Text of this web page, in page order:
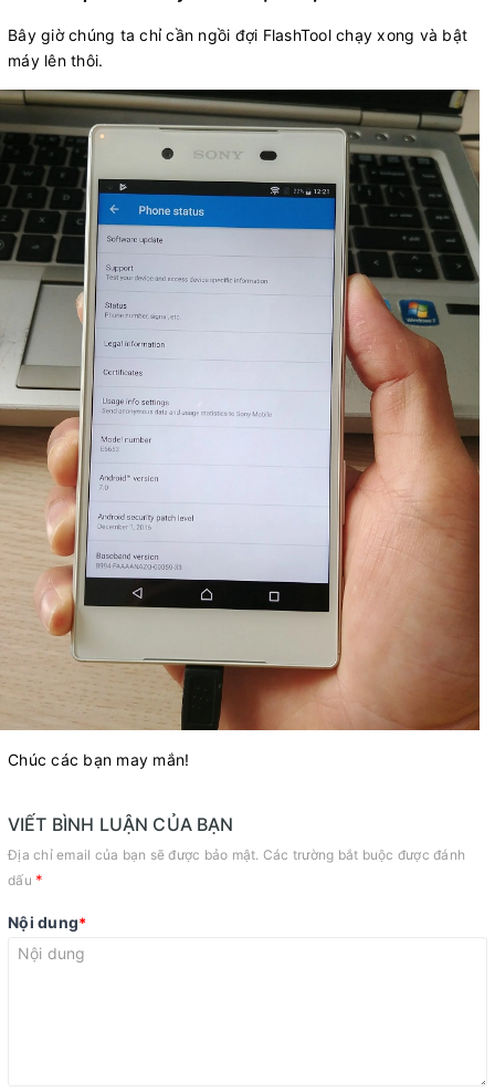
Bây giờ chúng ta chỉ cần ngồi đợi FlashTool chạy xong và bật
máy lên thôi.
Chúc các bạn may mắn!
VIẾT BÌNH LUẬN CỦA BẠN
Địa chỉ email của bạn sẽ được bảo mật. Các trường bắt buộc được đánh
dấu *
Nội dung*